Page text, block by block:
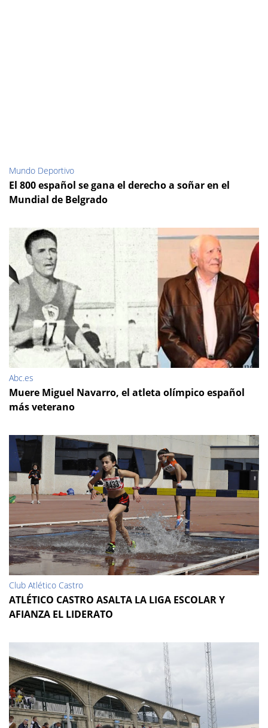
Mundo Deportivo
El 800 español se gana el derecho a soñar en el
Mundial de Belgrado
Abc.es
Muere Miguel Navarro, el atleta olímpico español
más veterano
Club Atlético Castro
ATLÉTICO CASTRO ASALTA LA LIGA ESCOLAR Y
AFIANZA EL LIDERATO